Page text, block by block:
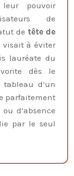
pouvoir
de
de tête de
visait à éviter
lauréate du
dès le
d’un
parfaitement
d’absence
par le seul